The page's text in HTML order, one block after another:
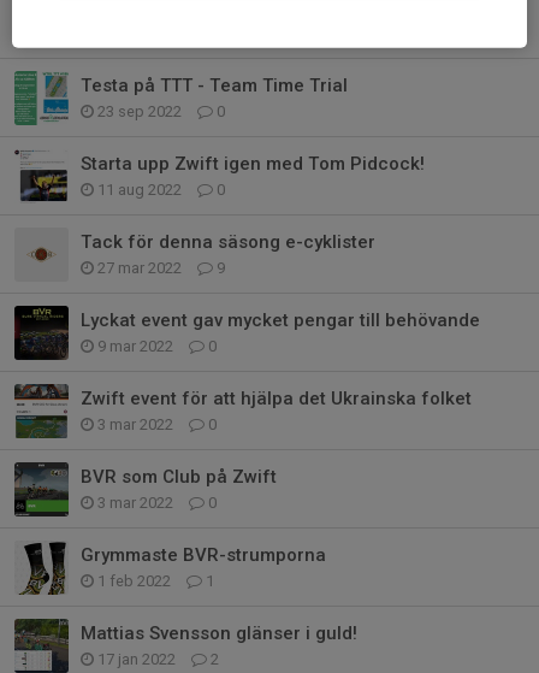
Testa på TTT - Team Time Trial
23 sep 2022 0
Starta upp Zwift igen med Tom Pidcock!
11 aug 2022 0
Tack för denna säsong e-cyklister
27 mar 2022 9
Lyckat event gav mycket pengar till behövande
9 mar 2022 0
Zwift event för att hjälpa det Ukrainska folket
3 mar 2022 0
BVR som Club på Zwift
3 mar 2022 0
Grymmaste BVR-strumporna
1 feb 2022 1
Mattias Svensson glänser i guld!
17 jan 2022 2